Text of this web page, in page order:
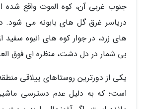
جنوب غربی آن، کوه الموت واقع شده
دریاسر غرق گل های بابونه می شود.
های زرد، در جوار کوه های انبوه
بی شمار در دل دشت، منظره ای فوق
یکی از دورترین روستاهای ییلاقی
است؛ که به دلیل عدم دسترسی